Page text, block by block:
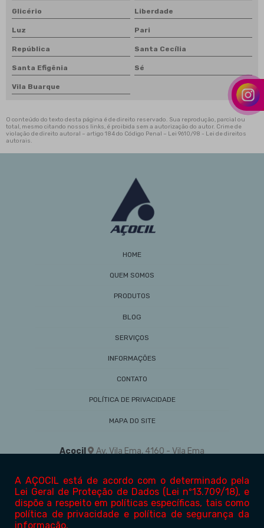
Glicério Liberdade
Luz Pari
República Santa Cecília
Santa Efigênia Sé
Vila Buarque
O conteúdo do texto desta página é de direito reservado. Sua reprodução, parcial ou
total, mesmo citando nossos links, é proibida sem a autorização do autor. Crime de
violação de direito autoral – artigo 184 do Código Penal – Lei 9610/98 - Lei de direitos
autorais.
HOME
QUEM SOMOS
PRODUTOS
BLOG
SERVIÇOS
INFORMAÇÕES
CONTATO
POLÍTICA DE PRIVACIDADE
MAPA DO SITE
Açocil
Av. Vila Ema, 4160 - Vila Ema